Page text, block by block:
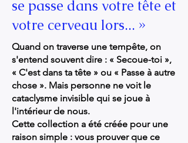
se passe dans votre tête et
votre cerveau lors... »
Quand on traverse une tempête, on
s'entend souvent dire : « Secoue-toi »,
« C'est dans ta tête » ou « Passe à autre
chose ». Mais personne ne voit le
cataclysme invisible qui se joue à
l'intérieur de nous.
Cette collection a été créée pour une
raison simple : vous prouver que ce